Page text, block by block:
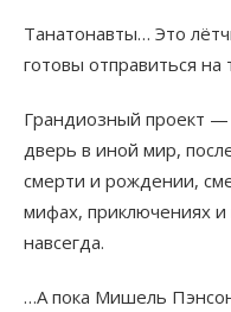
Танатонавты… Это
готовы отправиться на
Грандиозный проект
дверь в иной мир,
смерти и рождении,
мифах, приключениях
навсегда.
…А пока Мишель